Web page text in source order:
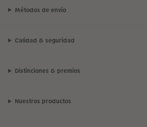
Métodos de envío
Calidad & seguridad
Distinciones & premios
Nuestros productos